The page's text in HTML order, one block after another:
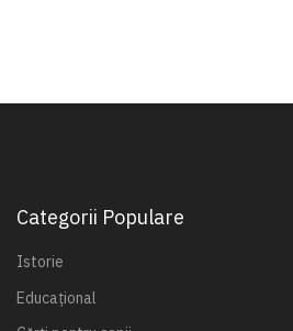
Categorii Populare
Istorie
Educațional